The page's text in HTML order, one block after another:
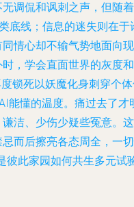
调侃和讽刺之声，但随
底线；信息的迷失则在
情心却不输气势地面向
，学会直面世界的灰
锁死以妖魔化身刺穿个
能懂的温度。痛过去了
洁、少伤少疑些冤意。
而后擦亮各态周全，一
彼此家园如何共生多元